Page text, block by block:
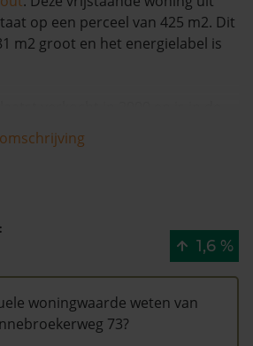
op een perceel van 425 m2. Dit
m2 groot en het energielabel is
meer dan 9% meer waard
is de woning 1 keer verkocht.
is de kans laag dat deze
dat er bespaard zou kunnen
belastingen. Met het
u elk jaar op de hoogte van uw
en kansen op besparing. Schrijf u
1,6 %
woningwaarde weten van
73?